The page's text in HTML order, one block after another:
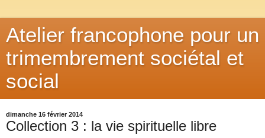
Atelier francophone pour un
trimembrement sociétal et
social
dimanche 16 février 2014
Collection 3 : la vie spirituelle libre